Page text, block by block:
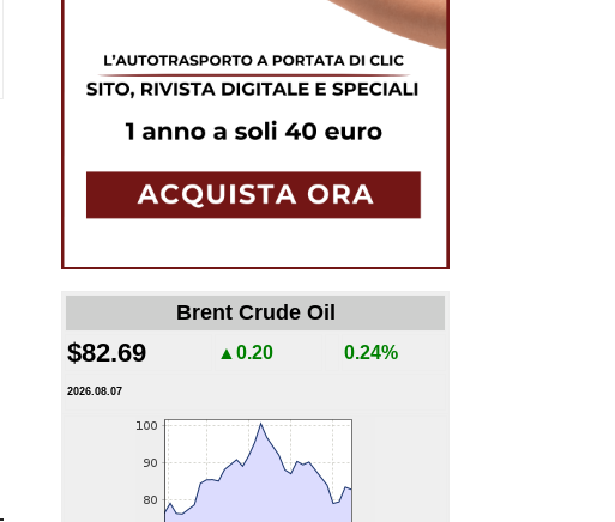
Brent Crude Oil
$82.69 ▲0.20 0.24%
2026.08.07